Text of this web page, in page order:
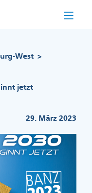
West >
jetzt
29. März 2023